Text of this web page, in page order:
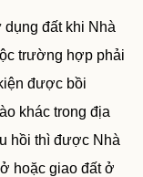
đất khi Nhà
trường hợp phải
được bồi
khác trong địa
hồi thì được Nhà
hoặc giao đất ở